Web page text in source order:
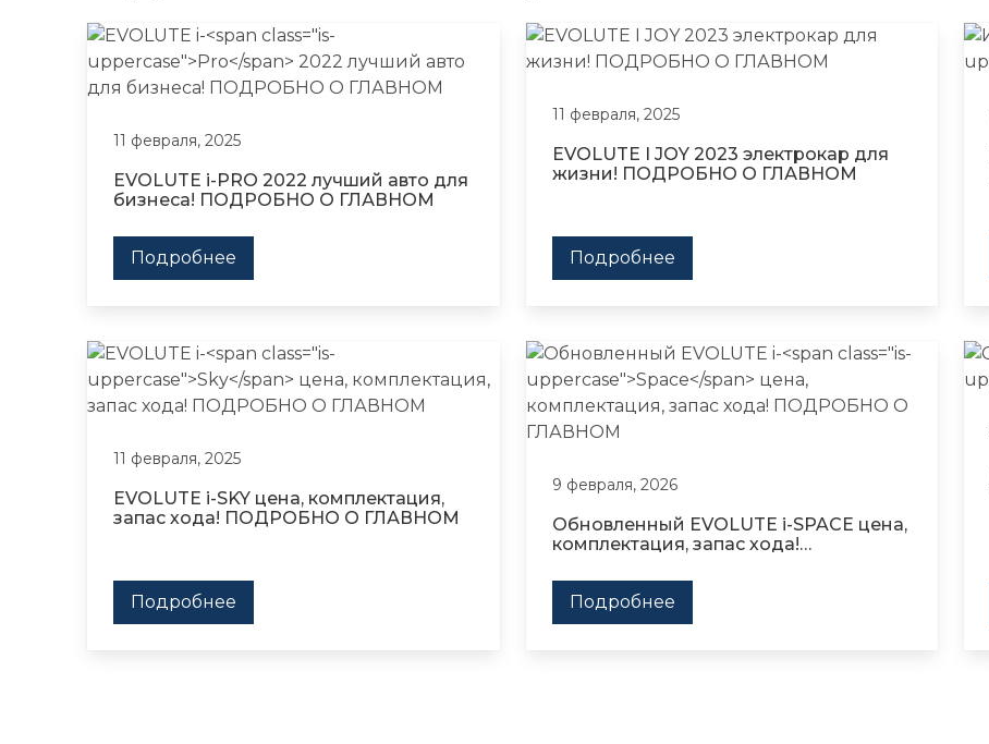
11 февраля, 2025
EVOLUTE i-PRO 2022 лучший авто для
бизнеса! ПОДРОБНО О ГЛАВНОМ
Подробнее
11 февраля, 2025
EVOLUTE I JOY 2023 электрокар для
жизни! ПОДРОБНО О ГЛАВНОМ
Подробнее
11 февраля, 2025
EVOLUTE i-SKY цена, комплектация,
запас хода! ПОДРОБНО О ГЛАВНОМ
Подробнее
9 февраля, 2026
Обновленный EVOLUTE i-SPACE цена,
комплектация, запас хода!
Подробнее